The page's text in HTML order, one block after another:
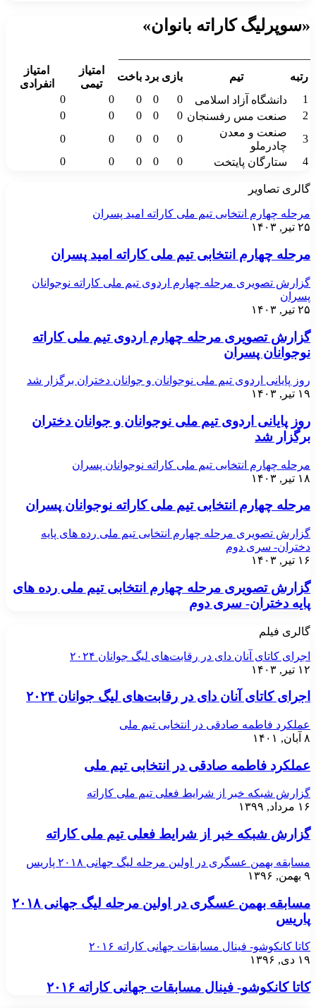
«سوپرلیگ کاراته بانوان»
رتبه
تیم بازی برد باخت
امتیاز
تیمی
امتیاز
انفرادی
1
دانشگاه آزاد اسلامی 0
0
0
0
0
2
صنعت مس رفسنجان 0
0
0
0
0
3
صنعت و معدن
چادرملو
0
0
0
0
0
4
ستارگان پایتخت 0
0
0
0
0
گالری تصاویر
مرحله چهارم انتخابی تیم ملی کاراته امید پسران
۲۵ تیر, ۱۴۰۳
مرحله چهارم انتخابی تیم ملی کاراته امید پسران
گزارش تصویری مرحله چهارم اردوی تیم ملی کاراته نوجوانان
پسران
۲۵ تیر, ۱۴۰۳
گزارش تصویری مرحله چهارم اردوی تیم ملی کاراته
نوجوانان پسران
روز پایانی اردوی تیم ملی نوجوانان و جوانان دختران برگزار شد
۱۹ تیر, ۱۴۰۳
روز پایانی اردوی تیم ملی نوجوانان و جوانان دختران
برگزار شد
مرحله چهارم انتخابی تیم ملی کاراته نوجوانان پسران
۱۸ تیر, ۱۴۰۳
مرحله چهارم انتخابی تیم ملی کاراته نوجوانان پسران
گزارش تصویری مرحله چهارم انتخابی تیم ملی رده های پایه
دختران- سری دوم
۱۶ تیر, ۱۴۰۳
گزارش تصویری مرحله چهارم انتخابی تیم ملی رده های
پایه دختران- سری دوم
گالری فیلم
اجرای کاتای آنان دای در رقابت‌های لیگ جوانان ۲۰۲۴
۱۲ تیر, ۱۴۰۳
اجرای کاتای آنان دای در رقابت‌های لیگ جوانان ۲۰۲۴
عملکرد فاطمه صادقی در انتخابی تیم ملی
۸ آبان, ۱۴۰۱
عملکرد فاطمه صادقی در انتخابی تیم ملی
گزارش شبکه خبر از شرایط فعلی تیم ملی کاراته
۱۶ مرداد, ۱۳۹۹
گزارش شبکه خبر از شرایط فعلی تیم ملی کاراته
مسابقه بهمن عسگری در اولین مرحله لیگ جهانی ۲۰۱۸ پاریس
۹ بهمن, ۱۳۹۶
مسابقه بهمن عسگری در اولین مرحله لیگ جهانی ۲۰۱۸
پاریس
کاتا کانکوشو- فینال مسابقات جهانی کاراته ۲۰۱۶
۱۹ دی, ۱۳۹۶
کاتا کانکوشو- فینال مسابقات جهانی کاراته ۲۰۱۶